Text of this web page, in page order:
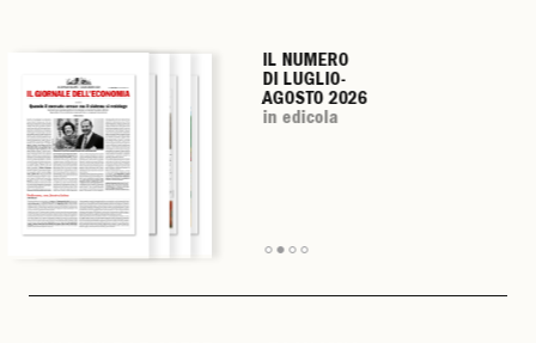
IL NUMERO
DI LUGLIO-
AGOSTO 2026
in edicola
IL NUMERO
DI LUGLIO-
AGOSTO 2026
in edicola
IL NUMERO
DI LUGLIO-
AGOSTO 2026
in edicola
IL NUMERO
DI LUGLIO-
AGOSTO 2026
in edicola